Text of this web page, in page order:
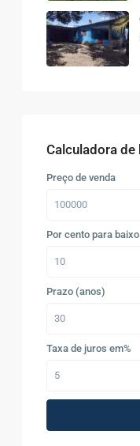
Calculadora de
Preço de venda
Por cento para baixo
Prazo (anos)
Taxa de juros em%